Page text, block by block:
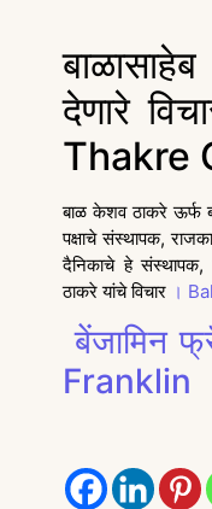
देणारे
Thakre
बाळ केशव ठाकरे ऊर्फ
पक्षाचे संस्थापक,
दैनिकाचे हे संस्थापक,
ठाकरे यांचे विचार ।
बेंजामिन
Franklin